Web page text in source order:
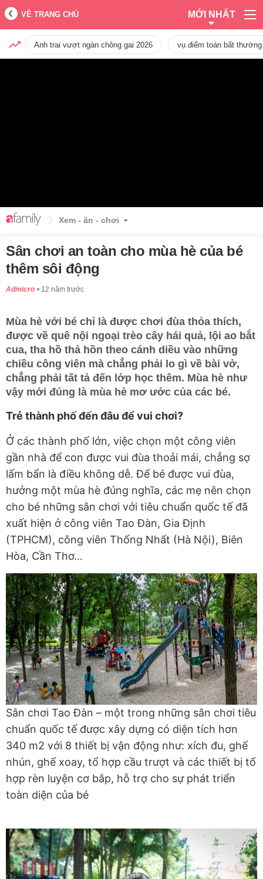
VỀ TRANG CHỦ MỚI NHẤT
Anh trai vượt ngàn chông gai 2026 vụ điểm toán bất
Xem - ăn - chơi
Sân chơi an toàn cho mùa hè của bé
thêm sôi động
Admicro 12 năm trước
Mùa hè với bé chỉ là được chơi đùa thỏa thích,
được về quê nội ngoại trèo cây hái quả, lội ao bắt
cua, tha hồ thả hồn theo cánh diều vào những
chiều công viên mà chẳng phải lo gì về bài vở,
chẳng phải tất tả đến lớp học thêm. Mùa hè như
vậy mới đúng là mùa hè mơ ước của các bé.
Trẻ thành phố đến đâu để vui chơi?
Ở các thành phố lớn, việc chọn một công viên
gần nhà để con được vui đùa thoải mái, chẳng sợ
lấm bẩn là điều không dễ. Để bé được vui đùa,
hưởng một mùa hè đúng nghĩa, các mẹ nên chọn
cho bé những sân chơi với tiêu chuẩn quốc tế đã
xuất hiện ở công viên Tao Đàn, Gia Định
(TPHCM), công viên Thống Nhất (Hà Nội), Biên
Hòa, Cần Thơ…
Sân chơi Tao Đàn – một trong những sân chơi tiêu
chuẩn quốc tế được xây dựng có diện tích hơn
340 m2 với 8 thiết bị vận động như: xích đu, ghế
nhún, ghế xoay, tổ hợp cầu trượt và các thiết bị tổ
hợp rèn luyện cơ bắp, hỗ trợ cho sự phát triển
toàn diện của bé